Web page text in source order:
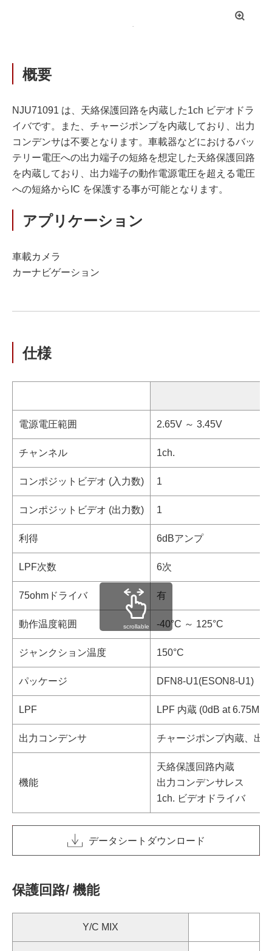
拡
概要
NJU71091 は、天絡保護回路を内蔵した1ch ビデオドラ
イバです。また、チャージポンプを内蔵しており、出力
コンデンサは不要となります。車載器などにおけるバッ
テリー電圧への出力端子の短絡を想定した天絡保護回路
を内蔵しており、出力端子の動作電源電圧を超える電圧
への短絡からIC を保護する事が可能となります。
アプリケーション
車載カメラ
カーナビゲーション
仕様
電源電圧範囲 2.65V ～ 3.45V
チャンネル 1ch.
コンポジットビデオ (入力数) 1
コンポジットビデオ (出力数) 1
利得 6dBアンプ
LPF次数 6次
75ohmドライバ 有
動作温度範囲 -40°C ～ 125°C
ジャンクション温度 150°C
パッケージ DFN8-U1(ESON8-U1)
LPF LPF 内蔵 (0dB at
出力コンデンサ チャージポンプ内蔵、出
機能
天絡保護回路内蔵
出力コンデンサレス
1ch. ビデオドライバ
scrollable
データシートダウンロード
保護回路/ 機能
Y/C MIX